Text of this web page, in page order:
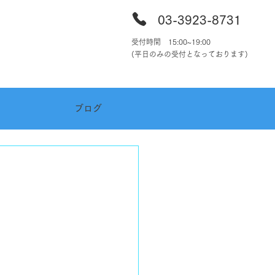
03-3923-8731
受付時間 15:00~19:00
​(平日のみの受付となっております)
ブログ